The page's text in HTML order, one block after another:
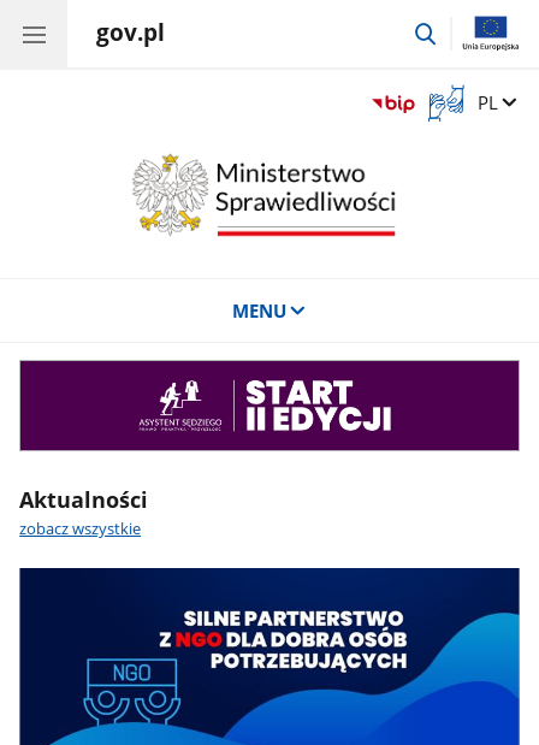
gov.pl
przejdź
Otwórz
okno
Zmień
PL
MENU
Aktualności
zobacz wszystkie